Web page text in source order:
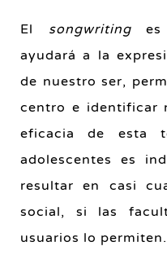
El songwritinges
ayudará a la
de nuestro ser,
centro e identificar
eficacia de esta
adolescentes es
resultar en casi
social, si las
usuarios lo permiten.